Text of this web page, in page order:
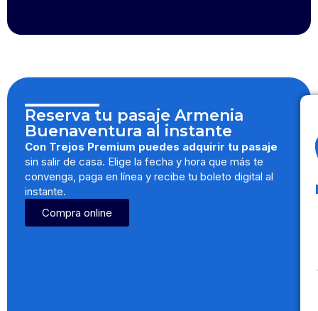
Reserva tu pasaje Armenia
Buenaventura al instante
Con Trejos Premium puedes adquirir tu pasaje
sin salir de casa. Elige la fecha y hora que más te
convenga, paga en línea y recibe tu boleto digital al
instante.
Compra online